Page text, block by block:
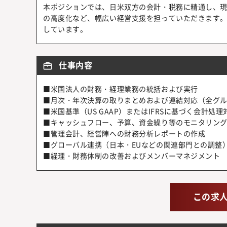
本ポジションでは、日米双方の会計・税務に精通し、
の高度化など、幅広い経営支援を担っていただきます
しています。
仕事内容
■米国法人の財務・経理業務の統括および実行
■月次・年次決算の取りまとめおよび連結対応（全グ
■米国基準（US GAAP）またはIFRSに基づく会計処理
■キャッシュフロー、予算、資金繰り等のモニタリン
■管理会計、経営陣への財務分析レポートの作成
■グローバル連携（日本・EUなどの関連部門との調整
■経理・財務体制の改善およびメンバーマネジメント
この求